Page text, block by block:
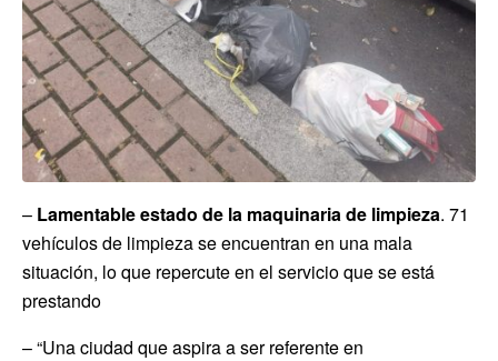
– Lamentable estado de la maquinaria de limpieza. 71
vehículos de limpieza se encuentran en una mala
situación, lo que repercute en el servicio que se está
prestando
– “Una ciudad que aspira a ser referente en